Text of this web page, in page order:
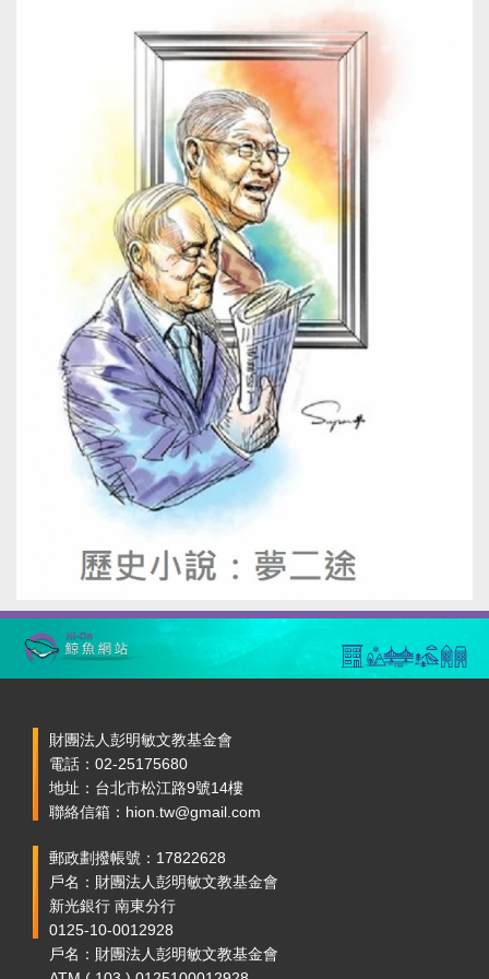
財團法人彭明敏文教基金會
電話：02-25175680
地址：台北市松江路9號14樓
聯絡信箱：hion.tw@gmail.com
郵政劃撥帳號：17822628
戶名：財團法人彭明敏文教基金會
新光銀行 南東分行
0125-10-0012928
戶名：財團法人彭明敏文教基金會